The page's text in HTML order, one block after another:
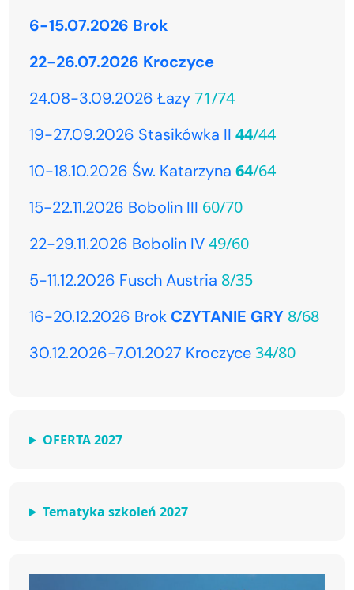
6-15.07.2026 Brok
22-26.07.2026 Kroczyce
24.08-3.09.2026 Łazy71/74
19-27.09.2026 Stasikówka II 44/44
10-18.10.2026 Św. Katarzyna 64/64
15-22.11.2026 Bobolin III 60/70
22-29.11.2026 Bobolin IV49/60
5-11.12.2026 Fusch Austria 8/35
16-20.12.2026 Brok CZYTANIE GRY 8/68
30.12.2026-7.01.2027 Kroczyce34/80
OFERTA 2027
Tematyka szkoleń 2027